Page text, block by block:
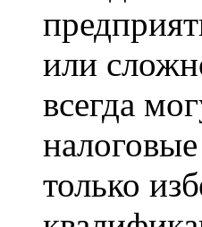
или
всегда
только